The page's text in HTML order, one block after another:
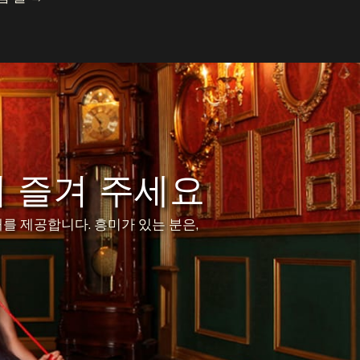
즐겨 주세요
제공합니다. 흥미가 있는 분은,